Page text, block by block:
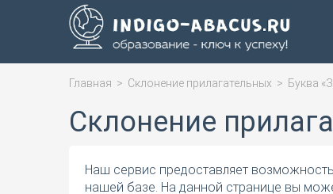
Главная > Склонение прилагательных > Буква
Склонение
Наш сервис предоставляет
нашей базе. На данной странице вы